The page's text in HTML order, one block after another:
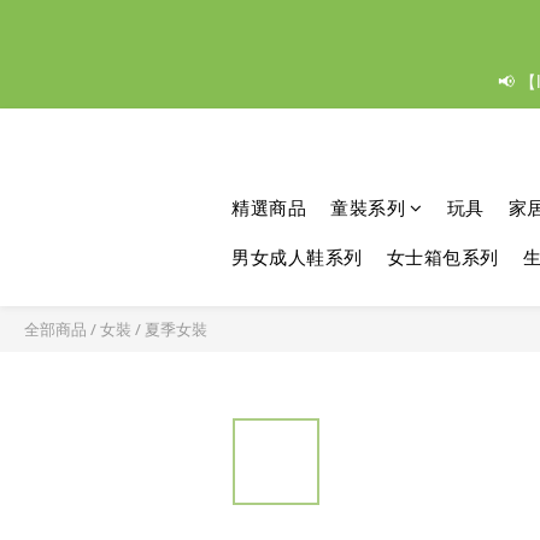
📢
精選商品 童裝系列 玩具 家
男女成人鞋系列 女士箱包系列
全部商品 /女裝 / 夏季女裝